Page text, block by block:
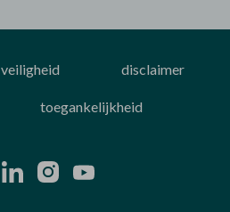
veiligheid disclaimer
toegankelijkheid